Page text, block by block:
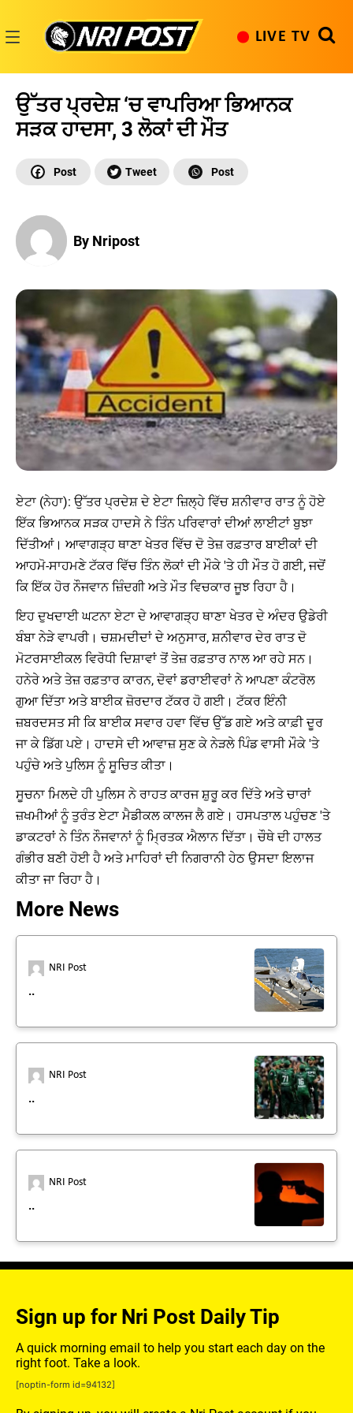
content
LIVE TV
ਉੱਤਰ ਪ੍ਰਦੇਸ਼ ‘ਚ ਵਾਪਰਿਆ ਭਿਆਨਕ
ਸੜਕ ਹਾਦਸਾ, 3 ਲੋਕਾਂ ਦੀ ਮੌਤ
By Nripost
ਏਟਾ (ਨੇਹਾ): ਉੱਤਰ ਪ੍ਰਦੇਸ਼ ਦੇ ਏਟਾ ਜ਼ਿਲ੍ਹੇ ਵਿੱਚ ਸ਼ਨੀਵਾਰ ਰਾਤ ਨੂੰ ਹੋਏ
ਇੱਕ ਭਿਆਨਕ ਸੜਕ ਹਾਦਸੇ ਨੇ ਤਿੰਨ ਪਰਿਵਾਰਾਂ ਦੀਆਂ ਲਾਈਟਾਂ ਬੁਝਾ
ਦਿੱਤੀਆਂ। ਆਵਾਗੜ੍ਹ ਥਾਣਾ ਖੇਤਰ ਵਿੱਚ ਦੋ ਤੇਜ਼ ਰਫ਼ਤਾਰ ਬਾਈਕਾਂ ਦੀ
ਆਹਮੋ-ਸਾਹਮਣੇ ਟੱਕਰ ਵਿੱਚ ਤਿੰਨ ਲੋਕਾਂ ਦੀ ਮੌਕੇ 'ਤੇ ਹੀ ਮੌਤ ਹੋ ਗਈ, ਜਦੋਂ
ਕਿ ਇੱਕ ਹੋਰ ਨੌਜਵਾਨ ਜ਼ਿੰਦਗੀ ਅਤੇ ਮੌਤ ਵਿਚਕਾਰ ਜੂਝ ਰਿਹਾ ਹੈ।
ਇਹ ਦੁਖਦਾਈ ਘਟਨਾ ਏਟਾ ਦੇ ਆਵਾਗੜ੍ਹ ਥਾਣਾ ਖੇਤਰ ਦੇ ਅੰਦਰ ਉਡੇਰੀ
ਬੰਬਾ ਨੇੜੇ ਵਾਪਰੀ। ਚਸ਼ਮਦੀਦਾਂ ਦੇ ਅਨੁਸਾਰ, ਸ਼ਨੀਵਾਰ ਦੇਰ ਰਾਤ ਦੋ
ਮੋਟਰਸਾਈਕਲ ਵਿਰੋਧੀ ਦਿਸ਼ਾਵਾਂ ਤੋਂ ਤੇਜ਼ ਰਫ਼ਤਾਰ ਨਾਲ ਆ ਰਹੇ ਸਨ।
ਹਨੇਰੇ ਅਤੇ ਤੇਜ਼ ਰਫ਼ਤਾਰ ਕਾਰਨ, ਦੋਵਾਂ ਡਰਾਈਵਰਾਂ ਨੇ ਆਪਣਾ ਕੰਟਰੋਲ
ਗੁਆ ਦਿੱਤਾ ਅਤੇ ਬਾਈਕ ਜ਼ੋਰਦਾਰ ਟੱਕਰ ਹੋ ਗਈ। ਟੱਕਰ ਇੰਨੀ
ਜ਼ਬਰਦਸਤ ਸੀ ਕਿ ਬਾਈਕ ਸਵਾਰ ਹਵਾ ਵਿੱਚ ਉੱਡ ਗਏ ਅਤੇ ਕਾਫ਼ੀ ਦੂਰ
ਜਾ ਕੇ ਡਿੱਗ ਪਏ। ਹਾਦਸੇ ਦੀ ਆਵਾਜ਼ ਸੁਣ ਕੇ ਨੇੜਲੇ ਪਿੰਡ ਵਾਸੀ ਮੌਕੇ 'ਤੇ
ਪਹੁੰਚੇ ਅਤੇ ਪੁਲਿਸ ਨੂੰ ਸੂਚਿਤ ਕੀਤਾ।
ਸੂਚਨਾ ਮਿਲਦੇ ਹੀ ਪੁਲਿਸ ਨੇ ਰਾਹਤ ਕਾਰਜ ਸ਼ੁਰੂ ਕਰ ਦਿੱਤੇ ਅਤੇ ਚਾਰਾਂ
ਜ਼ਖਮੀਆਂ ਨੂੰ ਤੁਰੰਤ ਏਟਾ ਮੈਡੀਕਲ ਕਾਲਜ ਲੈ ਗਏ। ਹਸਪਤਾਲ ਪਹੁੰਚਣ 'ਤੇ
ਡਾਕਟਰਾਂ ਨੇ ਤਿੰਨ ਨੌਜਵਾਨਾਂ ਨੂੰ ਮ੍ਰਿਤਕ ਐਲਾਨ ਦਿੱਤਾ। ਚੌਥੇ ਦੀ ਹਾਲਤ
ਗੰਭੀਰ ਬਣੀ ਹੋਈ ਹੈ ਅਤੇ ਮਾਹਿਰਾਂ ਦੀ ਨਿਗਰਾਨੀ ਹੇਠ ਉਸਦਾ ਇਲਾਜ
ਕੀਤਾ ਜਾ ਰਿਹਾ ਹੈ।
More News
NRI Post
..
NRI Post
..
NRI Post
..
Sign up for Nri Post Daily Tip
A quick morning email to help you start each day on the
right foot. Take a look.
[noptin-form id=94132]